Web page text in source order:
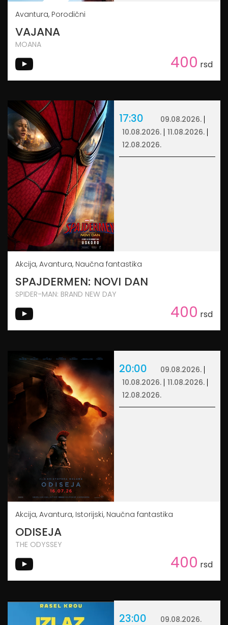
Avantura, Porodični
VAJANA
MOANA
400 rsd
17:30
09.08.2026.
10.08.2026.
11.08.2026.
12.08.2026.
Akcija, Avantura, Naučna fantastika
SPAJDERMEN: NOVI DAN
SPIDER-MAN: BRAND NEW DAY
400 rsd
20:00
09.08.2026.
10.08.2026.
11.08.2026.
12.08.2026.
Akcija, Avantura, Istorijski, Naučna fantastika
ODISEJA
THE ODYSSEY
400 rsd
23:00 09.08.2026.